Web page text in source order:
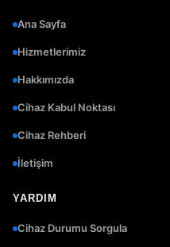
Ana Sayfa
Hizmetlerimiz
Hakkımızda
Cihaz Kabul Noktası
Cihaz Rehberi
İletişim
YARDIM
Cihaz Durumu Sorgula